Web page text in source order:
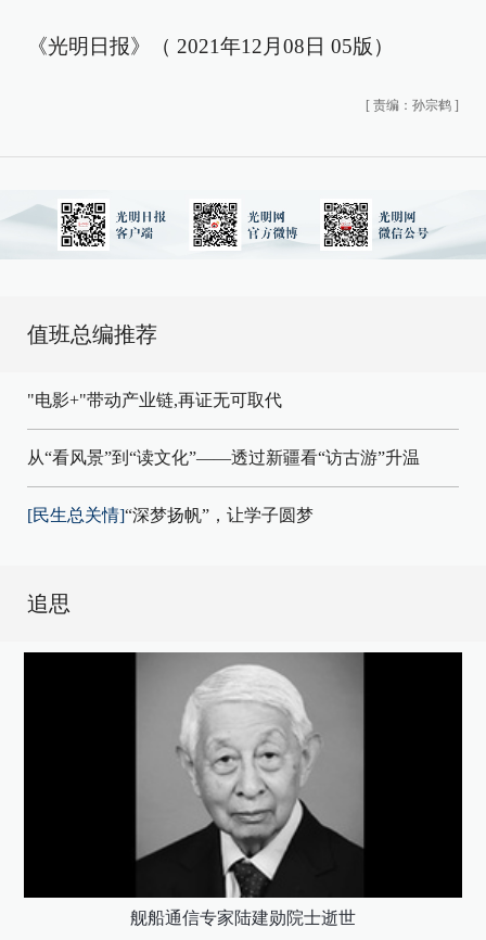
《光明日报》（ 2021年12月08日 05版）
[ 责编：孙宗鹤 ]
值班总编推荐
"电影+"带动产业链,再证无可取代
从“看风景”到“读文化”——透过新疆看“访古游”升温
[民生总关情]“深梦扬帆”，让学子圆梦
追思
舰船通信专家陆建勋院士逝世